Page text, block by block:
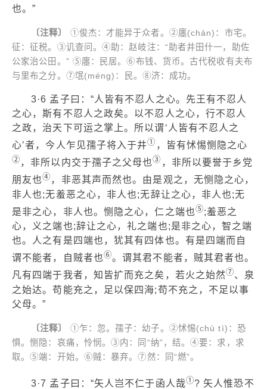
也。”
〔注释〕
①俊杰：才能异于众者。②廛(chán)：市宅。
征：征税。③讥查问。④助：赵岐注：“助者井田什一，助佐
公家治公田。” ⑤廛：民居。⑥布钱、货币。古代税收有夫布
与里布之分。⑦氓(méng)：民。⑧济：成功。
3·6 孟子曰：“人皆有不忍人之心。先王有不忍人
之心，斯有不忍人之政矣。以不忍人之心，行不忍人
之政，治天下可运之掌上。所以谓‘人皆有不忍人之
心’者，今人乍见孺子将入于井① ，皆有怵惕恻隐之心
② ，非所以内交于孺子之父母也③ ，非所以要誉于乡党
朋友也④ ，非恶其声而然也。由是观之，无恻隐之心，
非人也;无羞恶之心，非人也;无辞让之心，非人也;无
是非之心，非人也。恻隐之心，仁之端也⑤;羞恶之
心，义之端也;辞让之心，礼之端也;是非之心，智之端
也。人之有是四端也，犹其有四体也。有是四端而自
谓不能者，自贼者也⑥。谓其君不能者，贼其君者也。
凡有四端于我者，知皆扩而充之矣，若火之始然⑦、泉
之始达。苟能充之，足以保四海;苟不充之，不足以事
父母。”
〔注释〕
①乍：忽。孺子：幼子。②怵惕(chù tì)：恐
惧。恻隐：哀痛，怜悯。③内：同“纳”，结。④要：求，求
取。⑤端：开始。⑥贼：暴弃。⑦然：同“燃”。
3·7 孟子曰：“矢人岂不仁于函人哉①? 矢人惟恐不